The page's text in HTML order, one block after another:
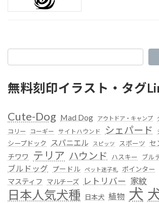
無料刻印イラスト・タグ
Cute-Dog Mad Dog アウトドア・キャンプ
コリー
コーギー サイトハウンド シェパード
シープドック スパニエル スピッツ スポーツ セ
チワワ
テリア ハウンド ハスキー ブル
ブルドッグ プードル ペット迷子札 ポインター
マスティフ マルチーズ レトリバー 家紋
日本人気犬種 日本犬 植物 犬